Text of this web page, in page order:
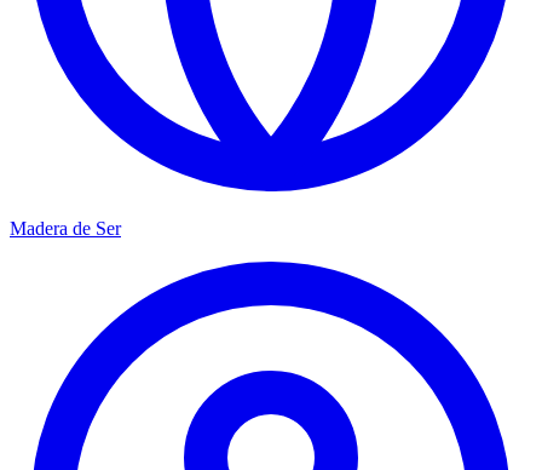
Madera de Ser